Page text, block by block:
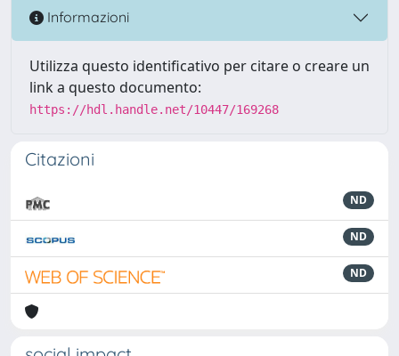
Informazioni
Utilizza questo identificativo per citare o creare un
link a questo documento:
https://hdl.handle.net/10447/169268
Citazioni
ND
ND
ND